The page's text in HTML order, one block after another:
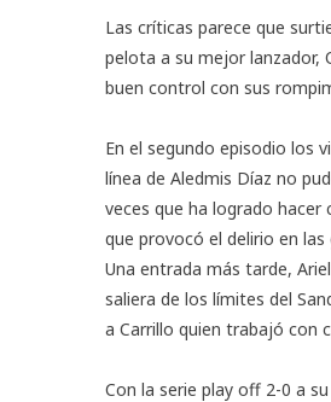
Las críticas parece que
pelota a su mejor lanzador,
buen control con sus
En el segundo episodio los
línea de Aledmis Díaz no
veces que ha logrado
que provocó el delirio en
Una entrada más tarde,
saliera de los límites del
a Carrillo quien trabajó con
Con la serie play off 2-0 a